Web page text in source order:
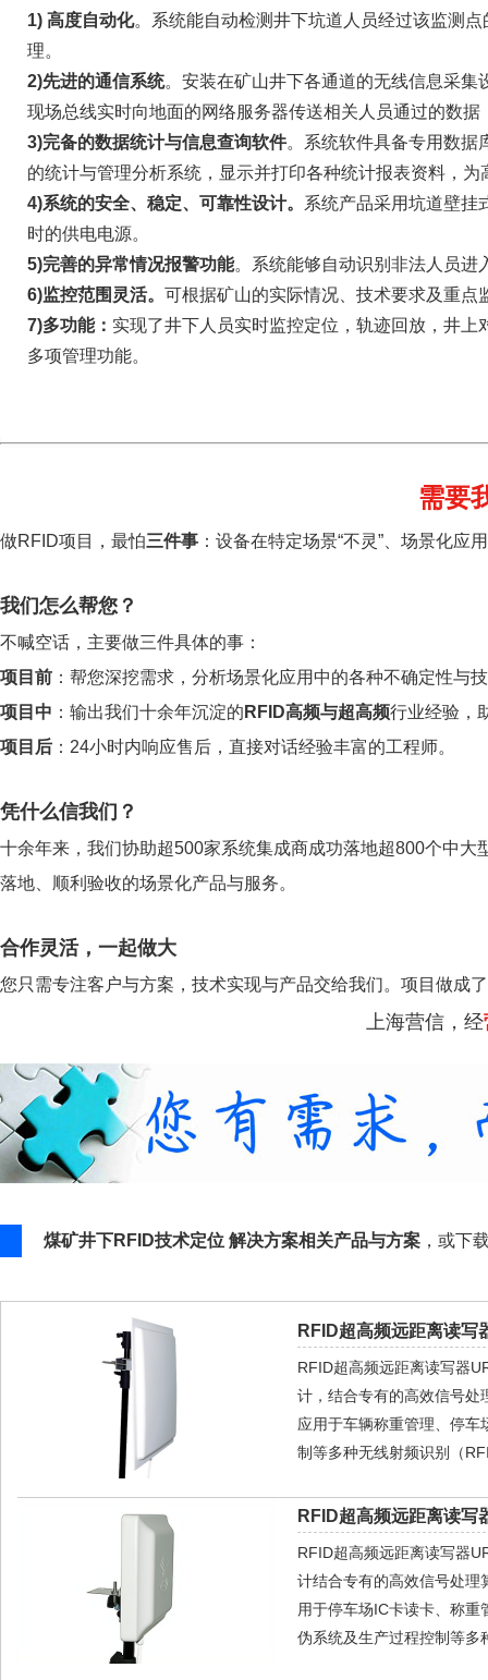
1) 高度自动化。系统能自动检测井下坑道人员经过该监测
理。
2)先进的通信系统。安装在矿山井下各通道的无线信息采
现场总线实时向地面的网络服务器传送相关人员通过的数
3)完备的数据统计与信息查询软件。系统软件具备专用数据
的统计与管理分析系统，显示并打印各种统计报表资料，
4)系统的安全、稳定、可靠性设计。 系统产品采用坑道壁挂
时的供电电源。
5)完善的异常情况报警功能。系统能够自动识别非法人员进
6)监控范围灵活。 可根据矿山的实际情况、技术要求及重
7)多功能： 实现了井下人员实时监控定位，轨迹回放，井
多项管理功能。
需要
做RFID项目，最怕三件事 ：设备在特定场景“不灵”、场景化
我们怎么帮您？
不喊空话，主要做三件具体的事：
项目前 ：帮您深挖需求，分析场景化应用中的各种不确定性与
项目中 ：输出我们十余年沉淀的 RFID高频与超高频行业经验，
项目后 ：24小时内响应售后，直接对话经验丰富的工程师。
凭什么信我们？
十余年来，我们协助超500家系统集成商成功落地超800个中大
落地、顺利验收的场景化产品与服务。
合作灵活，一起做大
您只需专注客户与方案，技术实现与产品交给我们。项目做成
上海营信，经
煤矿井下RFID技术定位 解决方案相关产品与方案 ，或下
RFID超高频远距离读写
RFID超高频远距离读写器
计，结合专有的高效信号处
应用于车辆称重管理、停
制等多种无线射频识别（
RFID超高频远距离读写
RFID超高频远距离读写器
计结合专有的高效信号处理
用于停车场IC卡读卡、称
伪系统及生产过程控制等多